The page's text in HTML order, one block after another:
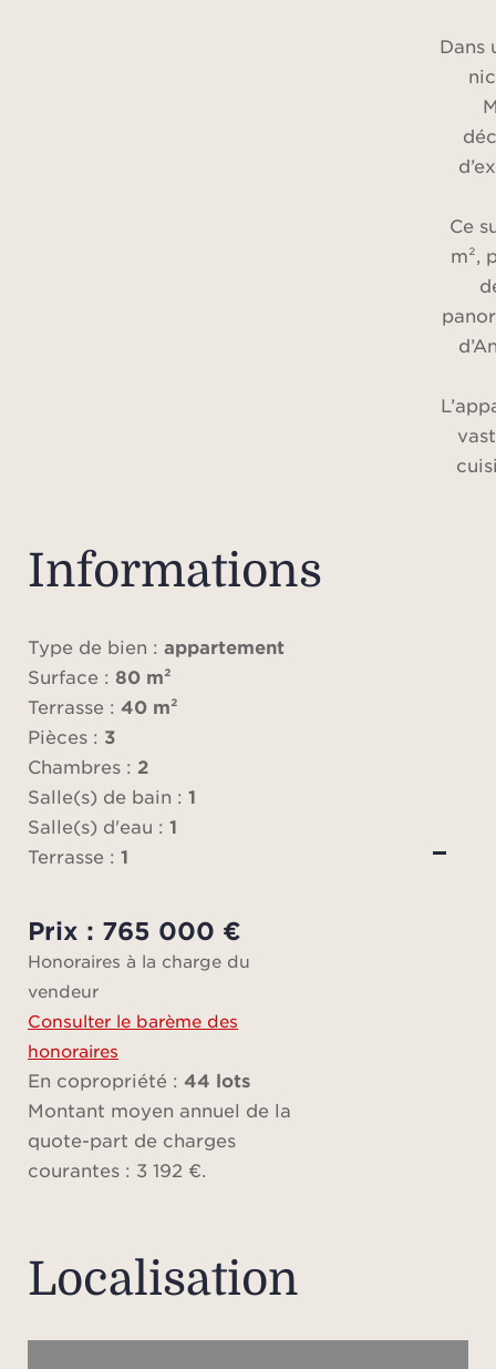
Dans
Ce
m²,
un
Informations
Type de bien : appartement
Surface : 80 m²
Terrasse : 40 m²
Pièces : 3
Chambres : 2
Salle(s) de bain : 1
Salle(s) d'eau : 1
Terrasse : 1
Prix : 765 000 €
Honoraires à la charge du
vendeur
Consulter le barème des
honoraires
En copropriété : 44 lots
Montant moyen annuel de la
quote-part de charges
courantes : 3 192 €.
Localisation